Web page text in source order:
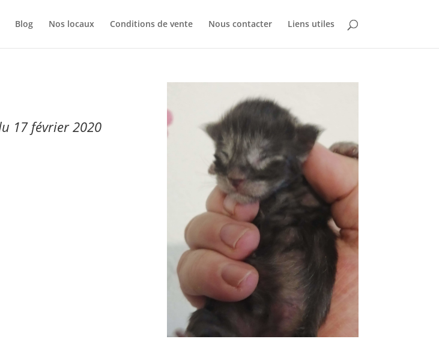
Blog Nos locaux Conditions de vente Nous contacter Liens utiles
17 février 2020